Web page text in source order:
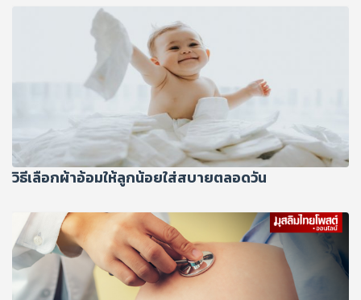
วิธีเลือกผ้าอ้อมให้ลูกน้อยใส่สบายตลอดวัน